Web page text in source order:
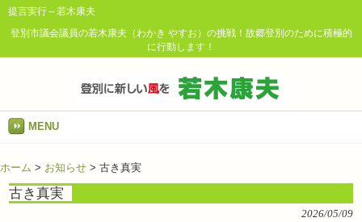
提言実行～若木康夫
登別市議会議員の若木康夫（わかき やすお）の挑戦！故郷登別のために積極的
に行動します！
MENU
ホーム > お知らせ > 古き真実
古き真実
2026/05/09